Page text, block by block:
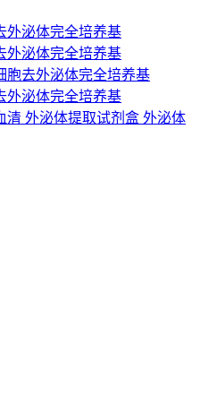
外泌体完全培养基
外泌体完全培养基
胞去外泌体完全培养基
外泌体完全培养基
清 外泌体提取试剂盒 外泌体